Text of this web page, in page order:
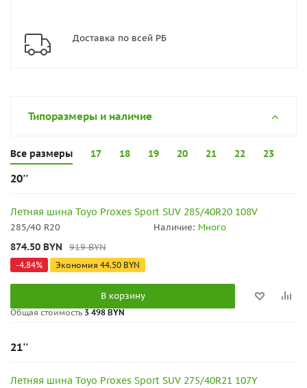
Доставка по всей РБ
Типоразмеры и наличие
Все размеры 17 18 19 20 21 22 23
20''
Летняя шина Toyo Proxes Sport SUV 285/40R20 108V
285/40 R20 Наличие: Много
874.50 BYN 919BYN
-4.84% Экономия 44.50 BYN
В корзину
Общая стоимость 3 498 BYN
21''
Летняя шина Toyo Proxes Sport SUV 275/40R21 107Y